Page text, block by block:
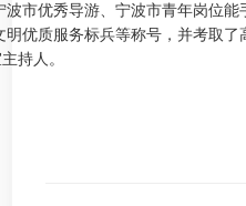
市优秀导游、宁波市青年岗位
优质服务标兵等称号，并考取
持人。